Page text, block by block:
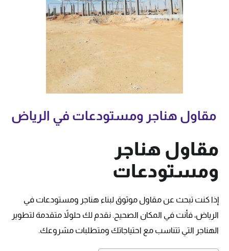
مقاول هناجر ومستودعات في الرياض
مقاول هناجر
ومستودعات
إذا كنت تبحث عن مقاول موثوق لبناء هناجر ومستودعات في
الرياض، فأنت في المكان الصحيح. نقدم لك حلولاً متقدمة لتطوير
الهناجر التي تتناسب مع احتياجاتك ومتطلبات مشروعك.